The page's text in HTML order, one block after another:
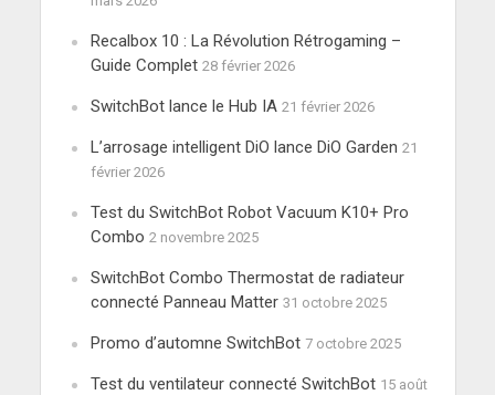
Recalbox 10 : La Révolution Rétrogaming –
Guide Complet 28 février 2026
SwitchBot lance le Hub IA 21 février 2026
L’arrosage intelligent DiO lance DiO Garden 21
février 2026
Test du SwitchBot Robot Vacuum K10+ Pro
Combo 2 novembre 2025
SwitchBot Combo Thermostat de radiateur
connecté Panneau Matter 31 octobre 2025
Promo d’automne SwitchBot 7 octobre 2025
Test du ventilateur connecté SwitchBot 15 août